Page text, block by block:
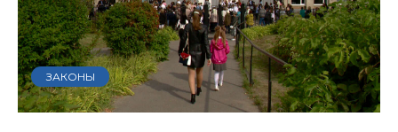
ЗАКОНЫ